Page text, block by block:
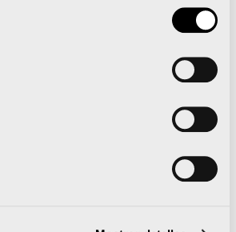
Valencia
presenta su
e inspirada en